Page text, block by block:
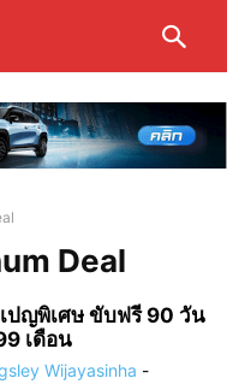
Deal
ปญพิเศษ ขับฟรี 90 วัน
เดือน
Wijayasinha -